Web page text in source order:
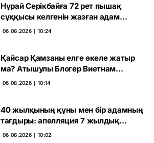
Нұрай Серікбайға 72 рет пышақ
сұққысы келгенін жазған адам
ұсталды
06.08.2026 ∣ 10:24
Қайсар Қамзаны елге әкеле жатыр
ма? Атышулы Блогер Виетнам
әуежайында көзге түсті
06.08.2026 ∣ 10:14
40 жылқының құны мен бір адамның
тағдыры: апелляция 7 жылдық
үкімді бұзды
06.08.2026 ∣ 10:02